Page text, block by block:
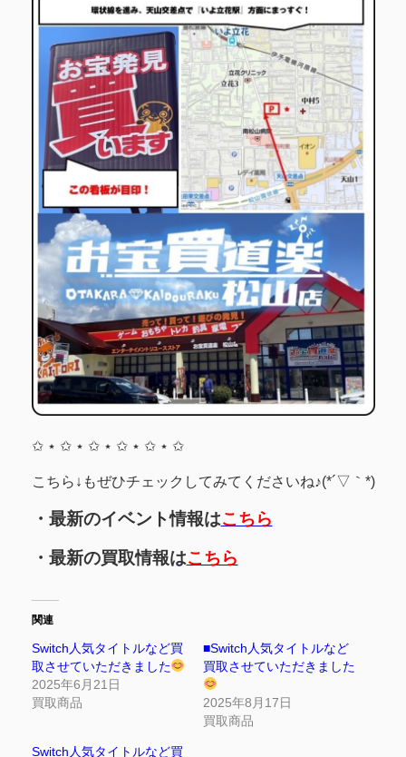
✩ ⋆ ✩ ⋆ ✩ ⋆ ✩ ⋆ ✩ ⋆ ✩
こちら↓もぜひチェックしてみてくださいね♪(*´▽｀*)
・最新のイベント情報はこちら
・最新の買取情報はこちら
関連
Switch人気タイトルなど買
取させていただきました
2025年6月21日
買取商品
■Switch人気タイトルなど
買取させていただきました
2025年8月17日
買取商品
Switch人気タイトルなど買